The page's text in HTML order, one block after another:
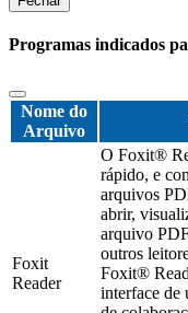
Programas indicados
Nome do
Arquivo
Foxit
Reader
O Foxit®
rápido, e
arquivos
abrir,
arquivo
outros
Foxit®
interface de